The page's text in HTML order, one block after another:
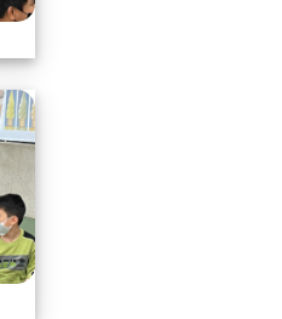
113.1.17中年級營養教育(